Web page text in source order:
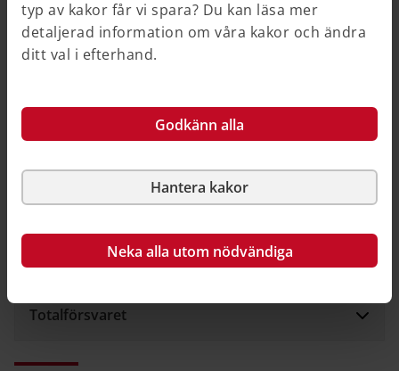
typ av kakor får vi spara? Du kan läsa mer
detaljerad information om våra kakor och ändra
ditt val i efterhand.
Godkänn alla
Hantera kakor
Neka alla utom nödvändiga
Kulturmiljö
Fiske
Sjöfart/transportinfrastruktur
Totalförsvaret